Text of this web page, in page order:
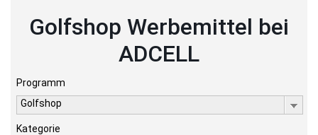
Golfshop Werbemittel bei
ADCELL
Programm
Golfshop
Kategorie